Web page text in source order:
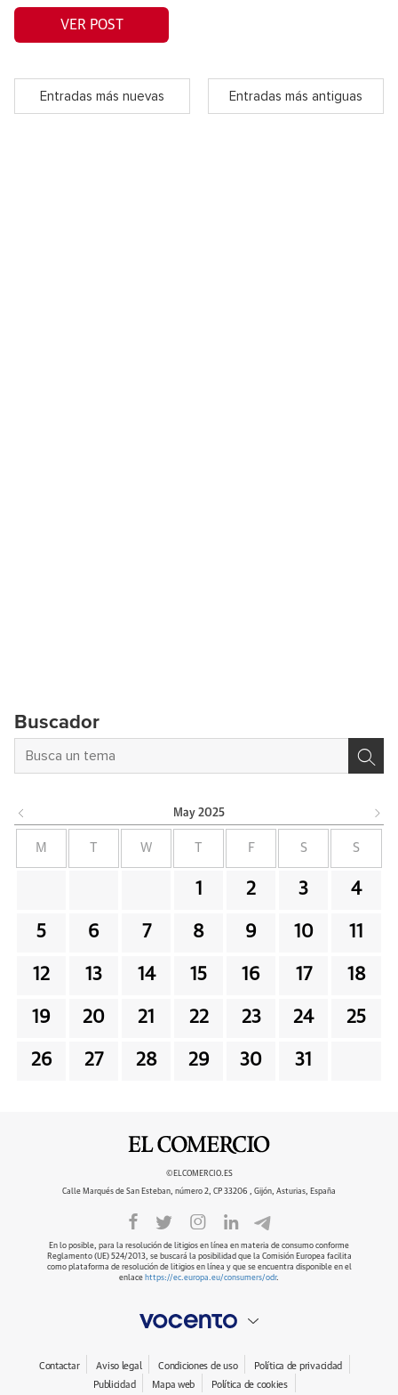
VER POST
Entradas más nuevas Entradas más antiguas
Buscador
May 2025
M W F S S
1 2 3 4
5 6 7 8 9 10 11
12 13 14 15 16 17 18
19 20 21 22 23 24 25
26 27 28 29 30 31
©ELCOMERCIO.ES
Calle Marqués de San Esteban, número 2, CP 33206 , Gijón, Asturias, España
En lo posible, para la resolución de litigios en línea en materia de consumo conforme
Reglamento (UE) 524/2013, se buscará la posibilidad que la Comisión Europea facilita
como plataforma de resolución de litigios en línea y que se encuentra disponible en el
enlace https://ec.europa.eu/consumers/odr.
Contactar Aviso legal Condiciones de uso
Política de privacidad
Publicidad
Mapa web Política de cookies